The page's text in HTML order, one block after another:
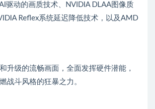
驱动的画质技术、NVIDIA DLAA图像质
Reflex系统延迟降低技术，以及AMD
升级的流畅画面，全面发挥硬件潜能，
战斗风格的狂暴之力。